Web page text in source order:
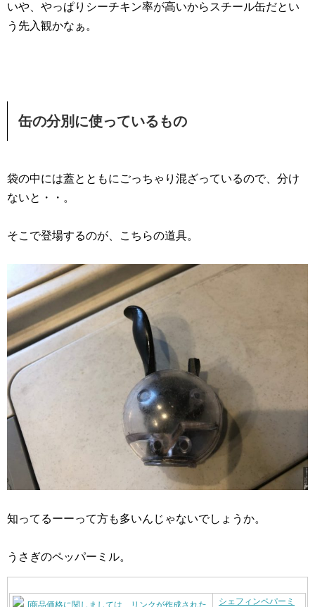
いや、やっぱりシーチキン率が高いからスチール缶だとい
う先入観かなぁ。
缶の分別に使っているもの
袋の中には蓋とともにごっちゃり混ざっているので、分け
ないと・・。
そこで登場するのが、こちらの道具。
知ってるーーって方も多いんじゃないでしょうか。
うさぎのペッパーミル。
シェフィンペパーミ